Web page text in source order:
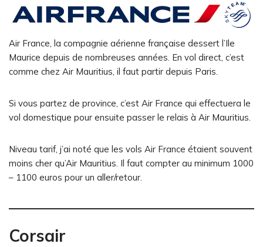
Air France, la compagnie aérienne française dessert l’Ile
Maurice depuis de nombreuses années. En vol direct, c’est
comme chez Air Mauritius, il faut partir depuis Paris.
Si vous partez de province, c’est Air France qui effectuera le
vol domestique pour ensuite passer le relais à Air Mauritius.
Niveau tarif, j’ai noté que les vols Air France étaient souvent
moins cher qu’Air Mauritius. Il faut compter au minimum 1000
– 1100 euros pour un aller/retour.
Corsair